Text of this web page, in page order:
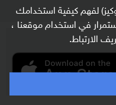
لفهم كيفية استخدامك
في استخدام موقعنا ،
الارتباط.